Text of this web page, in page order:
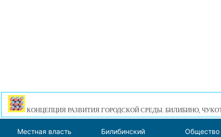
КОНЦЕПЦИЯ РАЗВИТИЯ ГОРОДСКОЙ СРЕДЫ. БИЛИБИНО,
Местная власть
Билибинский
Общество